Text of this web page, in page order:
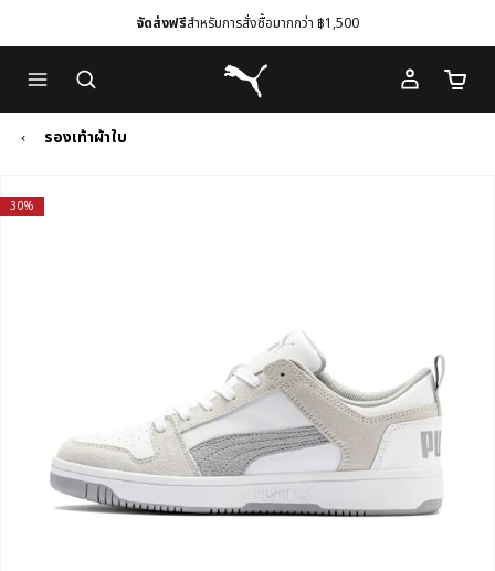
to
Main
content
to
Footer
Content
จัดส่งฟรีสำหรับการสั่งซื้อมากกว่า ฿1,500
Puma โฮม
จำนว
รองเท้าผ้าใบ
30%